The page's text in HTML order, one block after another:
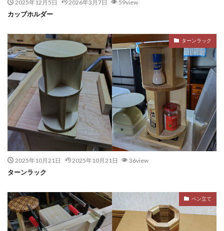
2025年12月5日 2026年3月7日 59view
カップホルダー
ターンラック
2025年10月21日 2025年10月21日 36view
ターンラック
ペン立て